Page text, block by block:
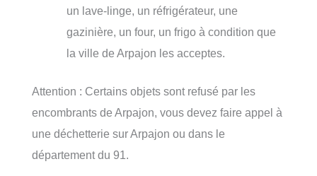
un lave-linge, un réfrigérateur, une
gazinière, un four, un frigo à condition que
la ville de Arpajon les acceptes.
Attention : Certains objets sont refusé par les
encombrants de Arpajon, vous devez faire appel à
une déchetterie sur Arpajon ou dans le
département du 91.